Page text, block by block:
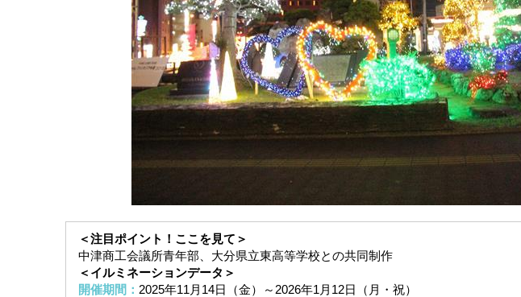
＜注目ポイント！ここを見て＞
中津商工会議所青年部、大分県立東高等学校との共同制作
＜イルミネーションデータ＞
開催期間： 2025年11月14日（金）～2026年1月12日（月・祝）